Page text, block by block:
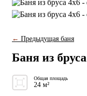
← Предыдущая баня
Баня из
Общая площадь
24 м²